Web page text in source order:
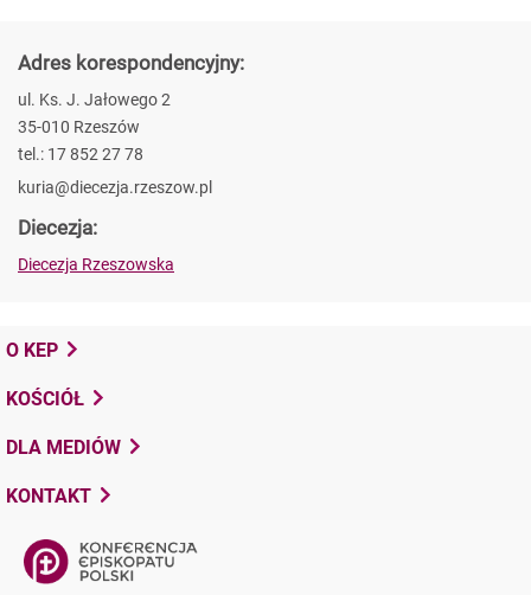
Adres korespondencyjny:
ul. Ks. J. Jałowego 2
35-010 Rzeszów
tel.: 17 852 27 78
kuria@diecezja.rzeszow.pl
Diecezja:
Diecezja Rzeszowska
O KEP
KOŚCIÓŁ
DLA MEDIÓW
KONTAKT